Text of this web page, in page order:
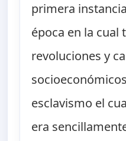
primera
época en la cual
revoluciones y
esclavismo el
era